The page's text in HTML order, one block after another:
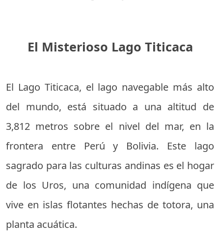
El Misterioso Lago Titicaca
El Lago Titicaca, el lago navegable más alto
del mundo, está situado a una altitud de
3,812 metros sobre el nivel del mar, en la
frontera entre Perú y Bolivia. Este lago
sagrado para las culturas andinas es el hogar
de los Uros, una comunidad indígena que
vive en islas flotantes hechas de totora, una
planta acuática.